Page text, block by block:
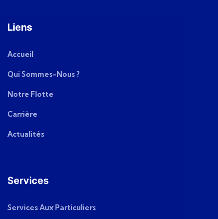
Liens
Accueil
Qui Sommes-Nous ?
Notre Flotte
Carrière
Actualités
Services
Services Aux Particuliers